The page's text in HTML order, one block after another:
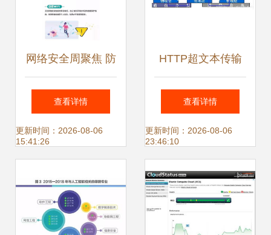
网络安全周聚焦 防
范个人信息泄露，
从应用下载到软件
查看详情
更新时间：2026-08-06
15:41:26
HTTP超文本传输
协议 网络与信息安
全软件开发的基础
查看详情
更新时间：2026-08-06
23:46:10